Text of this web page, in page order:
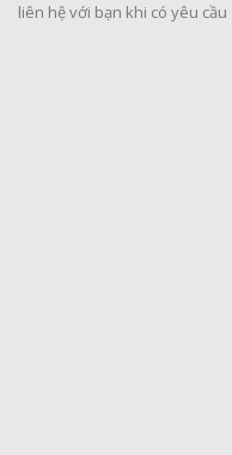
liên hệ với bạn khi có yêu cầu